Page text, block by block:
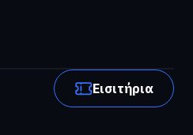
Εισιτήρια